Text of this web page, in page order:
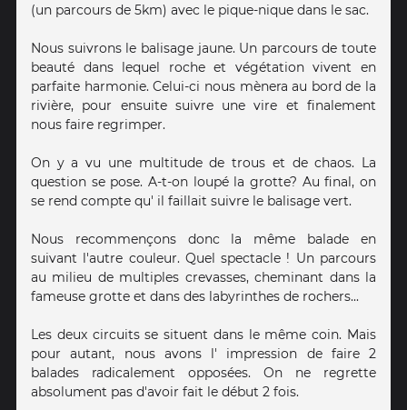
(un parcours de 5km) avec le pique-nique dans le sac.
Nous suivrons le balisage jaune. Un parcours de toute
beauté dans lequel roche et végétation vivent en
parfaite harmonie. Celui-ci nous mènera au bord de la
rivière, pour ensuite suivre une vire et finalement
nous faire regrimper.
On y a vu une multitude de trous et de chaos. La
question se pose. A-t-on loupé la grotte? Au final, on
se rend compte qu' il faillait suivre le balisage vert.
Nous recommençons donc la même balade en
suivant l'autre couleur. Quel spectacle ! Un parcours
au milieu de multiples crevasses, cheminant dans la
fameuse grotte et dans des labyrinthes de rochers...
Les deux circuits se situent dans le même coin. Mais
pour autant, nous avons l' impression de faire 2
balades radicalement opposées. On ne regrette
absolument pas d'avoir fait le début 2 fois.